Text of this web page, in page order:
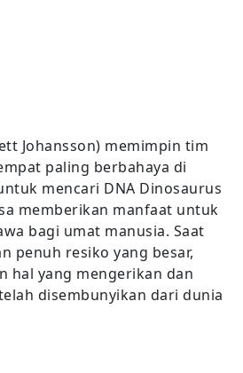
Johansson) memimpin tim
paling berbahaya di
mencari DNA Dinosaurus
memberikan manfaat untuk
bagi umat manusia. Saat
penuh resiko yang besar,
hal yang mengerikan dan
disembunyikan dari dunia